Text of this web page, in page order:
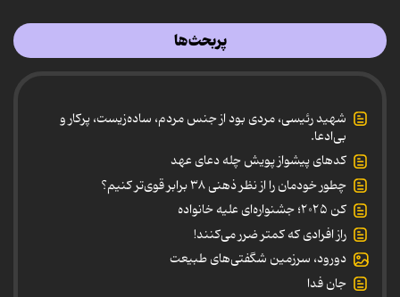
پربحث‌ها
شهید رئیسی، مردی بود از جنس مردم، ساده‌زیست، پرکار و
بی‌ادعا.
کدهای پیشواز پویش چله دعای عهد
چطور خودمان را از نظر ذهنی ۳۸ برابر قوی‌تر کنیم؟
کن ۲۰۲۵؛ جشنواره‌ای علیه خانواده
راز افرادی که کمتر ضرر می‌کنند!
دورود، سرزمین شگفتی‌های طبیعت
جان فدا